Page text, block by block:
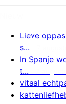
Lieve
s...
In Spanje
t...
vitaal